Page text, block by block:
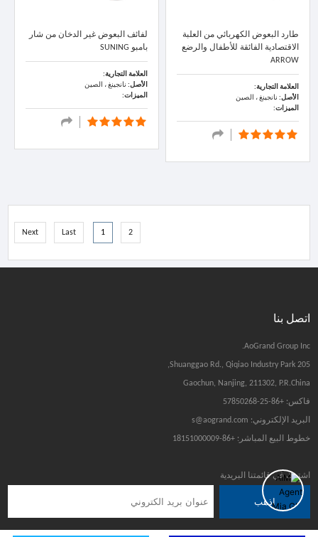
طارد البعوض الكهربائي من العلبة
الاقتصادية الفائقة للأطفال والرضع
ARROW
العلامة التجارية:
الأصل: نانجينغ ، الصين
الميزات:
لفائف البعوض غير الدخان من شار
بامبو SUNING
العلامة التجارية:
الأصل: نانجينغ ، الصين
الميزات:
1 2
Next Last
اتصل بنا
AoGrand Group Inc.
205 Shuanggao Rd., Qiqiao Industry Park,
Gaochun, Nanjing, 211302, P.R.China
فاكس: +86-25-57850268
البريد الإلكتروني: s@aogrand.com
خطوط البيع المباشر: +86-18151000009
اشترك في قائمتنا البريدية
اذهب